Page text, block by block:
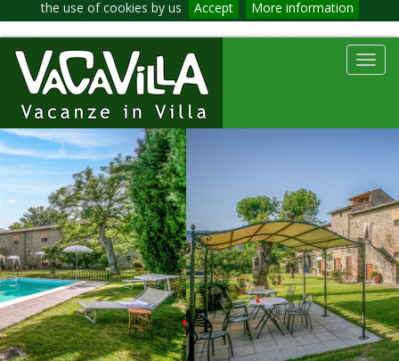
the use of cookies by us Accept More information